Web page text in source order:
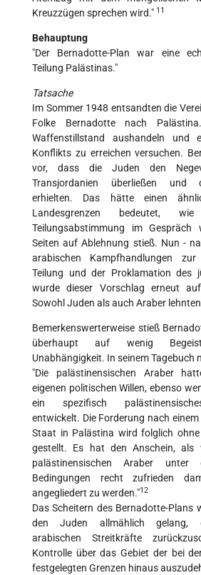
Kreuzzügen sprechen wird." 11
Behauptung
"Der Bernadotte-Plan war eine
Teilung Palästinas."
Tatsache
Im Sommer 1948 entsandten die
Folke Bernadotte nach
Waffenstillstand aushandeln und
Konflikts zu erreichen versuchen.
vor, dass die Juden den
Transjordanien überließen und
erhielten. Das hätte einen
Landesgrenzen bedeutet,
Teilungsabstimmung im
Seiten auf Ablehnung stieß. Nun -
arabischen Kampfhandlungen
Teilung und der Proklamation des
wurde dieser Vorschlag erneut
Sowohl Juden als auch Araber
Bemerkenswerterweise stieß
überhaupt auf wenig
Unabhängigkeit. In seinem Tagebuch
"Die palästinensischen Araber
eigenen politischen Willen, ebenso
ein spezifisch
entwickelt. Die Forderung nach
Staat in Palästina wird folglich
gestellt. Es hat den Anschein, als
palästinensischen Araber unter
Bedingungen recht zufrieden
angegliedert zu werden."12
Das Scheitern des Bernadotte-Plans
den Juden allmählich gelang,
arabischen Streitkräfte
Kontrolle über das Gebiet der bei
festgelegten Grenzen hinaus